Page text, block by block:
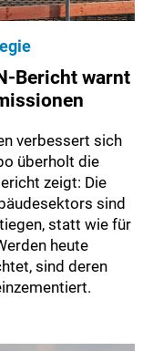
Bericht warnt
verbessert sich
überholt die
zeigt: Die
sind
statt wie für
heute
sind deren